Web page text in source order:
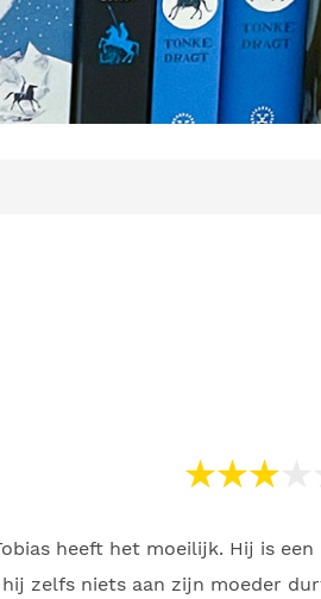
heeft het moeilijk. Hij is een
zelfs niets aan zijn moeder